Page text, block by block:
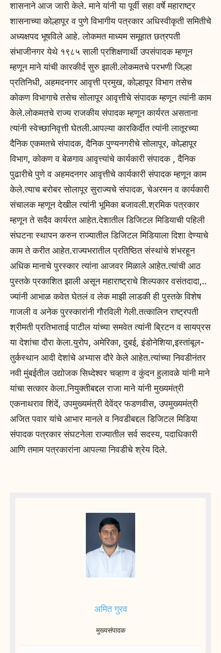
शासनाने आज जारी केले. माने यांनी या पूर्वी सहा वर्षे महाराष्ट्र
शासनाच्या कोल्हापूर व पुणे विभागीय पत्रकार अधिस्वीकृती समितीचे
अध्यक्षपद भूषविले आहे. लोकमत माध्यम समूहात छत्रपती
संभाजीनगर येथे १९८५ साली प्रशिक्षणार्थी उपसंपादक म्हणून
म्हणून माने यांची कारकीर्द सुरु झाली.लोकमतचे परभणी जिल्हा
प्रतिनिधी, अहमदनगर आवृत्ती प्रमुख, कोल्हापूर विभाग तसेच
कोकण विभागाचे तसेच सोलापूर आवृत्तीचे संपादक म्हणून त्यांनी काम
केले.लोकमतचे राज्य राजकीय संपादक म्हणून कार्यरत असताना
त्यांनी स्वेच्छानिवृत्ती घेतली.आपल्या कारकिर्दीत त्यांनी लातूरच्या
दैनिक एकमतचे संपादक, दैनिक पुण्यनगरीचे सोलापूर, कोल्हापूर
विभाग, कोकण व बेळगाव आवृत्त्यांचे कार्यकारी संपादक , दैनिक
पुढारीचे पुणे व अहमदनगर आवृत्तीचे कार्यकारी संपादक म्हणून काम
केले.त्याच बरोबर सोलापूर सुराज्यचे संपादक, चेअरमन व कार्यकारी
संचालक म्हणून देखील त्यांनी भूमिका बजावली.श्रमिक पत्रकार
म्हणून ते सदैव कार्यरत आहेत.देशातील डिजिटल मिडियाची पहिली
संघटना स्थापन करुन राज्यातील डिजिटल मिडियाला दिशा देण्याचे
काम ते करीत आहेत.राज्यभरातील प्रतिष्ठित संस्थांचे शंभरहून
अधिक मानाचे पुरस्कार त्यांना आजवर मिळाले आहेत.त्यांची आठ
पुस्तके प्रकाशित झाली असून महाराष्ट्राचे शिल्पकार वसंतदादा,..
ज्यांनी आभाळ कवेत घेतलं व लेक माझी लाडकी ही पुस्तके विशेष
गाजली व अनेक पुरस्कारांनी गौरविली गेली.तत्कालिन राष्ट्रपती
श्रीमती प्रतिभाताई पाटील यांच्या समवेत त्यांनी ब्रिटन व सायप्रस
या देशांचा दौरा केला.युरोप, अमेरिका, दुबई, इंडोनेशिया,इस्तांबूल-
तुर्कस्थान आदी देशांचे अभ्यास दौरे केले आहेत.त्यांच्या निवडीनंतर
नवी मुंबईतील उद्योजक सिध्देश्वर चव्हाण व कुंदन हुलावळे यांनी माने
यांचा सत्कार केला.नियुक्तीबद्दल राजा माने यांनी मुख्यमंत्री
एकनाथराव शिंदें, उपमुख्यमंत्री देवेंद्र फडणवीस, उपमुख्यमंत्री
अजित पवार यांचे आभार मानले व निवडीबद्दल डिजिटल मिडिया
संपादक पत्रकार संघटनेला राज्यातील सर्व सदस्य, पदाधिकारी
आणि तमाम पत्रकारांना आपल्या निवडीचे श्रेय दिले.
अमित गुरव
मुख्यसंपादक